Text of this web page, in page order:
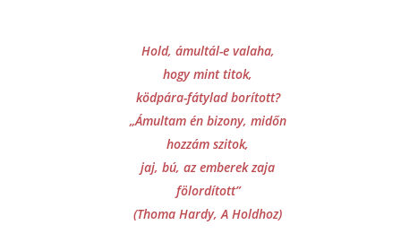
Hold, ámultál-e valaha,
hogy mint titok,
ködpára-fátylad borított?
„Ámultam én bizony, midőn
hozzám szitok,
jaj, bú, az emberek zaja
fölordított”
(Thoma Hardy, A Holdhoz)
Olvasókkal, Lelkésztestvérekkel, Barátaimmal együtt szeretettel
Önt, Erdélyországnak Bethlen Gábor Nagyságos Fejedelem
Nemes és Tiszteletes Református Prédikátorai között, úgy is, mint
kiváló és Erdély-gyarapító érdemes gr. Teleky család sarját, az Ige és
Isten azbesztruhája a menedékünk - 3875 HELYEN
LÁNGOL FÖLDÜNK
tüzek pontjait számlálja.